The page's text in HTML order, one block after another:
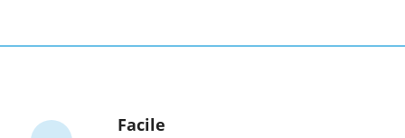
Facile